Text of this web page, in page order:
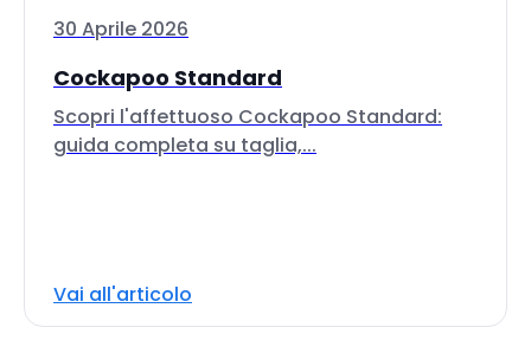
30 Aprile 2026
Cockapoo Standard
Scopri l'affettuoso Cockapoo Standard:
guida completa su taglia,...
Vai all'articolo